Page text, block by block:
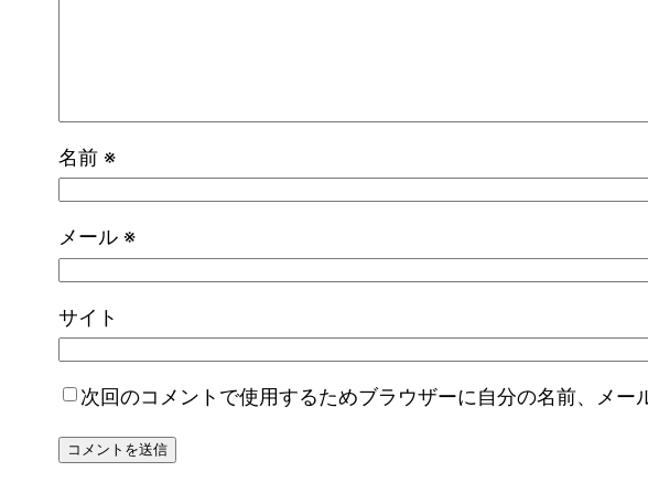
名前 ※
メール ※
サイト
次回のコメントで使用するためブラウザーに自分の名前、メー